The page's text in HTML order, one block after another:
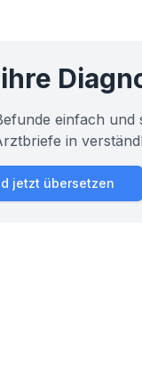
einfach
in
jetzt übersetzen